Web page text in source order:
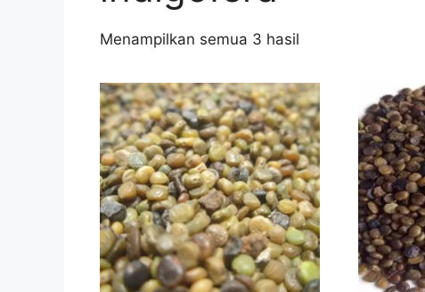
Menampilkan semua 3 hasil
popularitas